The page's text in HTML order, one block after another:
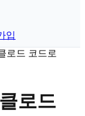
입
로드 코드로
로드